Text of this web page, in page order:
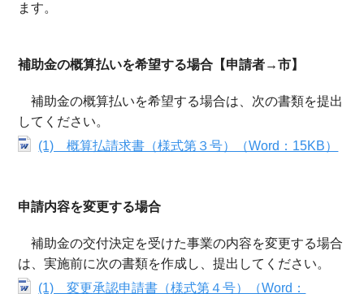
ます。
補助金の概算払いを希望する場合【申請者→市】
補助金の概算払いを希望する場合は、次の書類を提出
してください。
(1) 概算払請求書（様式第３号）（Word：15KB）
申請内容を変更する場合
補助金の交付決定を受けた事業の内容を変更する場合
は、実施前に次の書類を作成し、提出してください。
(1) 変更承認申請書（様式第４号）（Word：